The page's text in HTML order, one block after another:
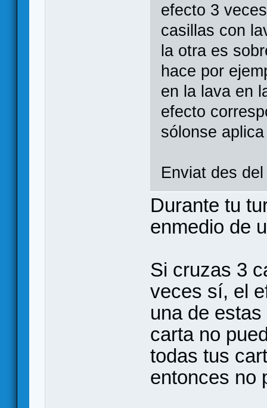
efecto 3
casillas con
la otra es
hace por
en la lava en
efecto
sólonse
Enviat des
Durante tu
enmedio de
Si cruzas 3
veces sí, el
una de
carta no
todas tus
entonces no